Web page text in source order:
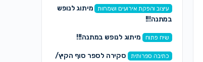
עיצוב והפקת אירועים ושמחות
מיתוג לנופש
במתנה!!!
שיח פתוח מיתוג לנופש במתנה!!!
כתיבה ספרותית
סקירה לספר סוף הקיץ/